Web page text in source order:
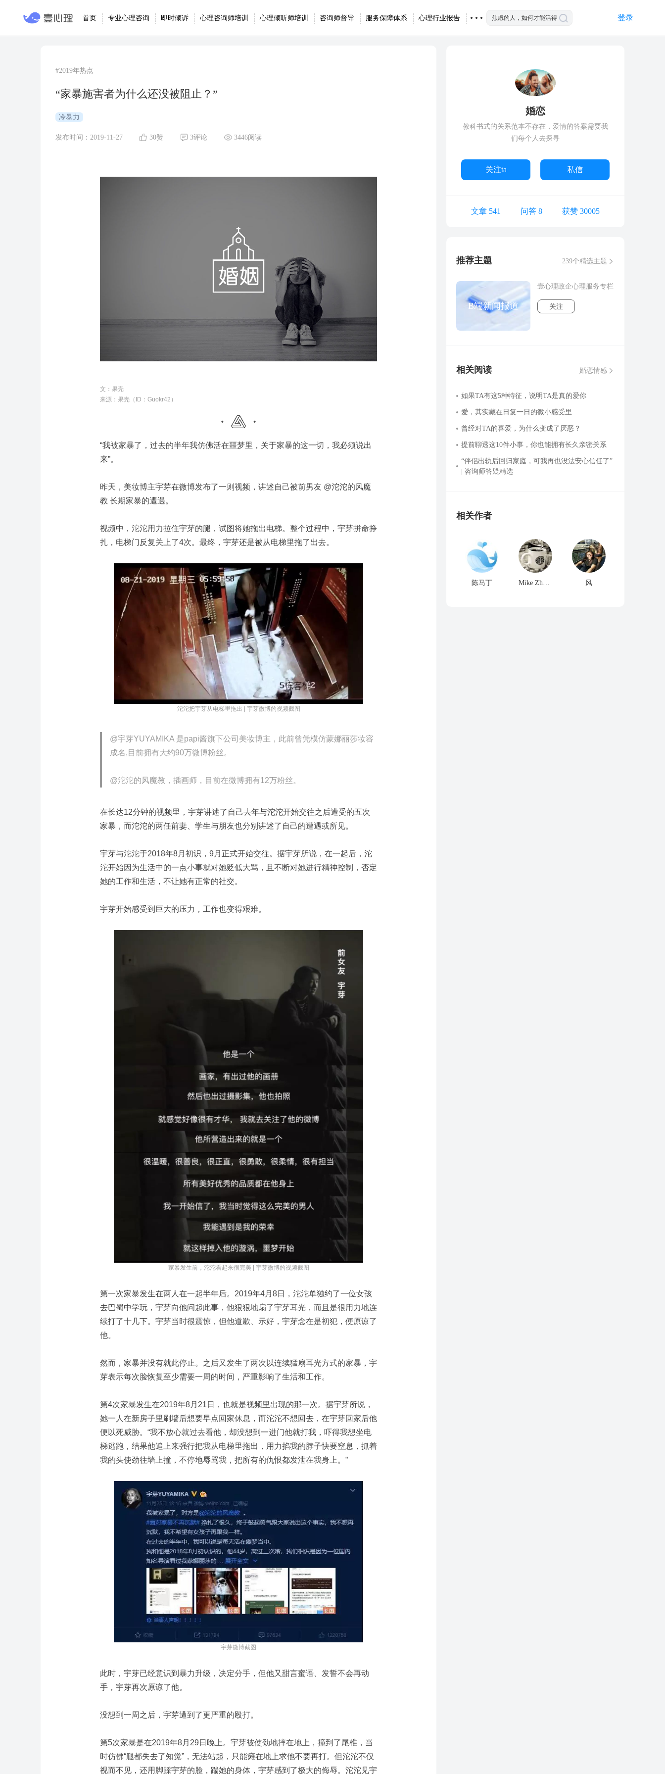
首页 专业心理咨询 即时倾诉 心理咨询师培训 心理倾听师培训 咨询师督导 服务保障体系 心理行业报告 登录
#2019年热点
“家暴施害者为什么还没被阻止？”
冷暴力
发布时间：2019-11-27 30赞 3评论 3446阅读
文：果壳
来源：果壳（ID：Guokr42）
“我被家暴了，过去的半年我仿佛活在噩梦里，关于家暴的这一切，我必须说出
来”。
昨天，美妆博主宇芽在微博发布了一则视频，讲述自己被前男友 @沱沱的风魔
教 长期家暴的遭遇。
视频中，沱沱用力拉住宇芽的腿，试图将她拖出电梯。整个过程中，宇芽拼命挣
扎，电梯门反复关上了4次。最终，宇芽还是被从电梯里拖了出去。
沱沱把宇芽从电梯里拖出 | 宇芽微博的视频截图
@宇芽YUYAMIKA 是papi酱旗下公司美妆博主，此前曾凭模仿蒙娜丽莎妆容
成名,目前拥有大约90万微博粉丝。
@沱沱的风魔教，插画师，目前在微博拥有12万粉丝。
在长达12分钟的视频里，宇芽讲述了自己去年与沱沱开始交往之后遭受的五次
家暴，而沱沱的两任前妻、学生与朋友也分别讲述了自己的遭遇或所见。
宇芽与沱沱于2018年8月初识，9月正式开始交往。据宇芽所说，在一起后，沱
沱开始因为生活中的一点小事就对她贬低大骂，且不断对她进行精神控制，否定
她的工作和生活，不让她有正常的社交。
宇芽开始感受到巨大的压力，工作也变得艰难。
家暴发生前，沱沱看起来很完美 | 宇芽微博的视频截图
第一次家暴发生在两人在一起半年后。2019年4月8日，沱沱单独约了一位女孩
去巴蜀中学玩，宇芽向他问起此事，他狠狠地扇了宇芽耳光，而且是很用力地连
续打了十几下。宇芽当时很震惊，但他道歉、示好，宇芽念在是初犯，便原谅了
他。
然而，家暴并没有就此停止。之后又发生了两次以连续猛扇耳光方式的家暴，宇
芽表示每次脸恢复至少需要一周的时间，严重影响了生活和工作。
第4次家暴发生在2019年8月21日，也就是视频里出现的那一次。据宇芽所说，
她一人在新房子里刷墙后想要早点回家休息，而沱沱不想回去，在宇芽回家后他
便以死威胁。“我不放心就过去看他，却没想到一进门他就打我，吓得我想坐电
梯逃跑，结果他追上来强行把我从电梯里拖出，用力掐我的脖子快要窒息，抓着
我的头使劲往墙上撞，不停地辱骂我，把所有的仇恨都发泄在我身上。”
宇芽微博截图
此时，宇芽已经意识到暴力升级，决定分手，但他又甜言蜜语、发誓不会再动
手，宇芽再次原谅了他。
没想到一周之后，宇芽遭到了更严重的殴打。
第5次家暴是在2019年8月29日晚上。宇芽被使劲地摔在地上，撞到了尾椎，当
时仿佛“腿都失去了知觉”，无法站起，只能瘫在地上求他不要再打。但沱沱不仅
视而不见，还用脚踩宇芽的脸，踹她的身体，宇芽感到了极大的侮辱。沱沱见宇
婚恋
教科书式的关系范本不存在，爱情的答案需要我
们每个人去探寻
关注ta 私信
文章 541 问答 8 获赞 30005
推荐主题 239个精选主题
B端新闻报道
壹心理政企心理服务专栏
关注
相关阅读 婚恋情感
如果TA有这5种特征，说明TA是真的爱你
爱，其实藏在日复一日的微小感受里
曾经对TA的喜爱，为什么变成了厌恶？
提前聊透这10件小事，你也能拥有长久亲密关系
“伴侣出轨后回归家庭，可我再也没法安心信任了”
| 咨询师答疑精选
相关作者
陈马丁 Mike Zhang 风